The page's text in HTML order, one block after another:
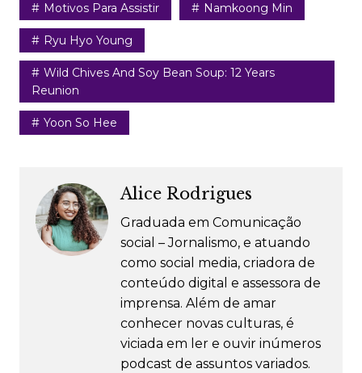
Motivos Para Assistir Namkoong Min
Ryu Hyo Young
Wild Chives And Soy Bean Soup: 12 Years
Reunion
Yoon So Hee
Alice Rodrigues
Graduada em Comunicação
social – Jornalismo, e atuando
como social media, criadora de
conteúdo digital e assessora de
imprensa. Além de amar
conhecer novas culturas, é
viciada em ler e ouvir inúmeros
podcast de assuntos variados.